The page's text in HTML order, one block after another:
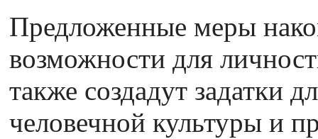
Предложенные меры
возможности для
также создадут задатки
человечной культуры и